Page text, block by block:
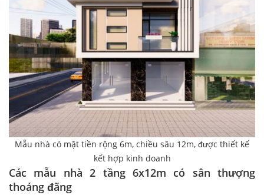
Mẫu nhà có mặt tiền rộng 6m, chiều sâu 12m, được thiết kế
kết hợp kinh doanh
Các mẫu nhà 2 tầng 6x12m có sân thượng
thoáng đãng